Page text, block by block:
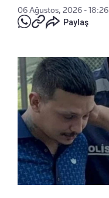
06 Ağustos, 2026 - 18:26
Paylaş